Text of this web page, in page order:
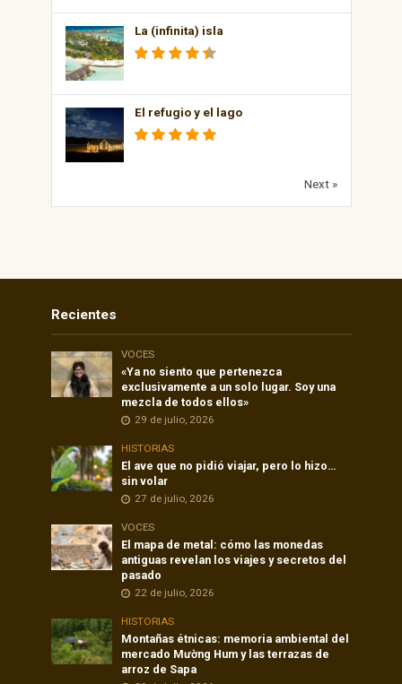
La (infinita) isla
El refugio y el lago
Next »
Recientes
VOCES
«Ya no siento que pertenezca
exclusivamente a un solo lugar. Soy una
mezcla de todos ellos»
29 de julio, 2026
HISTORIAS
El ave que no pidió viajar, pero lo hizo…
sin volar
27 de julio, 2026
VOCES
El mapa de metal: cómo las monedas
antiguas revelan los viajes y secretos del
pasado
22 de julio, 2026
HISTORIAS
Montañas étnicas: memoria ambiental del
mercado Mường Hum y las terrazas de
arroz de Sapa